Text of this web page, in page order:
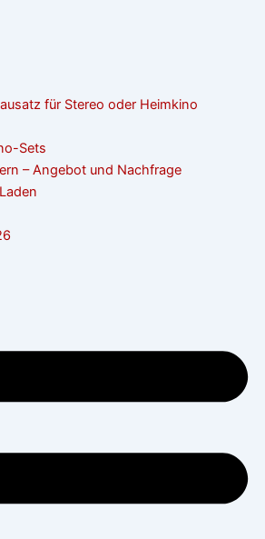
für Stereo oder Heimkino
Sets
– Angebot und Nachfrage